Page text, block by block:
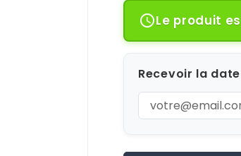
Le produit
Recevoir la